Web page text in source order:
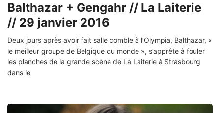
Balthazar + Gengahr // La Laiterie
// 29 janvier 2016
Deux jours après avoir fait salle comble à l’Olympia, Balthazar, «
le meilleur groupe de Belgique du monde », s’apprête à fouler
les planches de la grande scène de La Laiterie à Strasbourg
dans le